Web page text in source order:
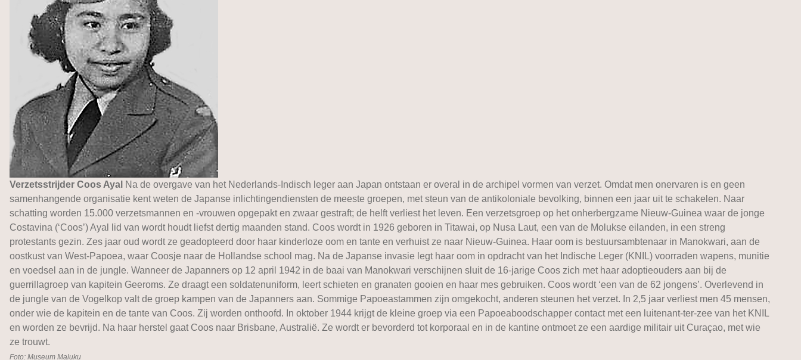
Verzetsstrijder Coos Ayal Na de overgave van het Nederlands-Indisch leger aan Japan ontstaan er overal in de archipel vormen van verzet. Omdat men onervaren is en geen
samenhangende organisatie kent weten de Japanse inlichtingendiensten de meeste groepen, met steun van de antikoloniale bevolking, binnen een jaar uit te schakelen. Naar
schatting worden 15.000 verzetsmannen en -vrouwen opgepakt en zwaar gestraft; de helft verliest het leven. Een verzetsgroep op het onherbergzame Nieuw-Guinea waar de jonge
Costavina (‘Coos’) Ayal lid van wordt houdt liefst dertig maanden stand. Coos wordt in 1926 geboren in Titawai, op Nusa Laut, een van de Molukse eilanden, in een streng
protestants gezin. Zes jaar oud wordt ze geadopteerd door haar kinderloze oom en tante en verhuist ze naar Nieuw-Guinea. Haar oom is bestuursambtenaar in Manokwari, aan de
oostkust van West-Papoea, waar Coosje naar de Hollandse school mag. Na de Japanse invasie legt haar oom in opdracht van het Indische Leger (KNIL) voorraden wapens, munitie
en voedsel aan in de jungle. Wanneer de Japanners op 12 april 1942 in de baai van Manokwari verschijnen sluit de 16-jarige Coos zich met haar adoptieouders aan bij de
guerrillagroep van kapitein Geeroms. Ze draagt een soldatenuniform, leert schieten en granaten gooien en haar mes gebruiken. Coos wordt ‘een van de 62 jongens’. Overlevend in
de jungle van de Vogelkop valt de groep kampen van de Japanners aan. Sommige Papoeastammen zijn omgekocht, anderen steunen het verzet. In 2,5 jaar verliest men 45 mensen,
onder wie de kapitein en de tante van Coos. Zij worden onthoofd. In oktober 1944 krijgt de kleine groep via een Papoeaboodschapper contact met een luitenant-ter-zee van het KNIL
en worden ze bevrijd. Na haar herstel gaat Coos naar Brisbane, Australië. Ze wordt er bevorderd tot korporaal en in de kantine ontmoet ze een aardige militair uit Curaçao, met wie
ze trouwt.
Foto: Museum Maluku